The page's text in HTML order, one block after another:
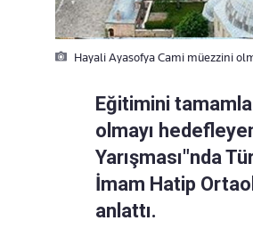
Hayali Ayasofya Cami müezzini
Eğitimini
olmayı
Yarışması"nda
İmam Hatip
anlattı.